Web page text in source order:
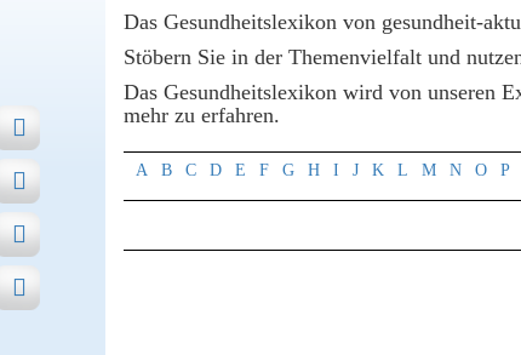
Das Gesundheitslexikon von gesundheit-
Stöbern Sie in der Themenvielfalt und
Das Gesundheitslexikon wird von unseren
mehr zu erfahren.
A B C D E F G H I J K L M N O P